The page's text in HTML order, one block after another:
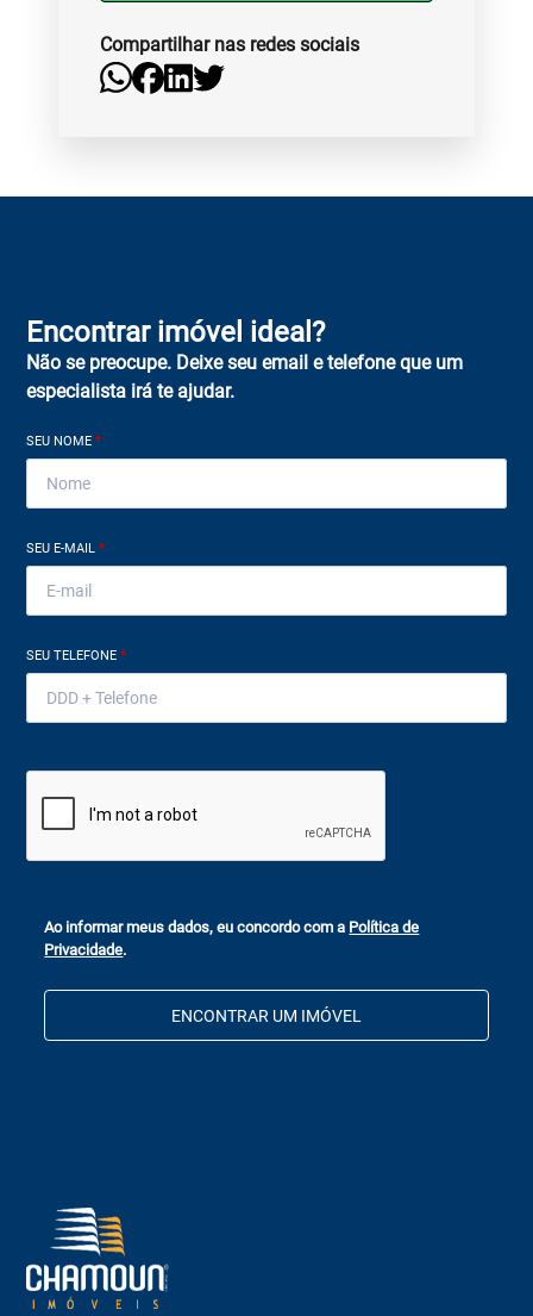
Compartilhar nas redes sociais
Encontrar imóvel ideal?
Não se preocupe. Deixe seu email e telefone que um
especialista irá te ajudar.
SEU NOME*
SEU E-MAIL*
SEU TELEFONE*
Ao informar meus dados, eu concordo com a Política de
Privacidade.
ENCONTRAR UM IMÓVEL